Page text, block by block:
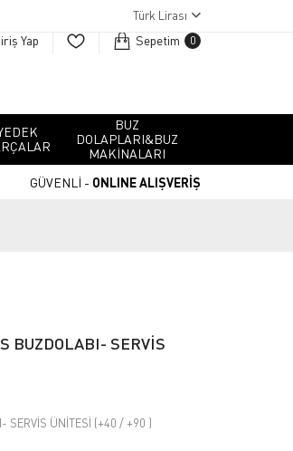
Türk Lirası
Yap Sepetim 0
BUZ
DOLAPLARI&BUZ
MAKINALARI
GÜVENLİ - ONLINE ALIŞVERİŞ
BUZDOLABI- SERVİS
SERVİS ÜNİTESİ (+40 / +90 )